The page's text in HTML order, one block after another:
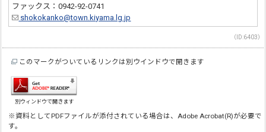
ファックス：0942-92-0741
shokokanko@town.kiyama.lg.jp
（ID:6403）
このマークがついているリンクは別ウインドウで開きます
別ウィンドウで開きます
※資料としてPDFファイルが添付されている場合は、Adobe Acrobat(R)が必要で
す。